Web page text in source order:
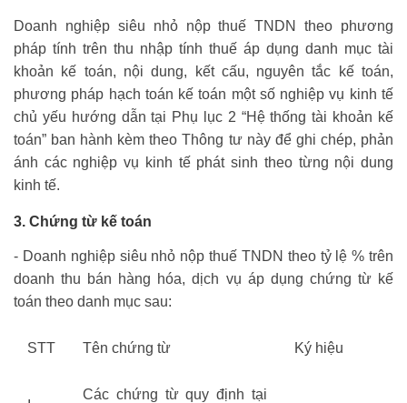
Doanh nghiệp siêu nhỏ nộp thuế TNDN theo phương
pháp tính trên thu nhập tính thuế áp dụng danh mục tài
khoản kế toán, nội dung, kết cấu, nguyên tắc kế toán,
phương pháp hạch toán kế toán một số nghiệp vụ kinh tế
chủ yếu hướng dẫn tại Phụ lục 2 “Hệ thống tài khoản kế
toán” ban hành kèm theo Thông tư này để ghi chép, phản
ánh các nghiệp vụ kinh tế phát sinh theo từng nội dung
kinh tế.
3. Chứng từ kế toán
- Doanh nghiệp siêu nhỏ nộp thuế TNDN theo tỷ lệ % trên
doanh thu bán hàng hóa, dịch vụ áp dụng chứng từ kế
toán theo danh mục sau:
STT Tên chứng từ Ký hiệu
Các chứng từ quy định tại